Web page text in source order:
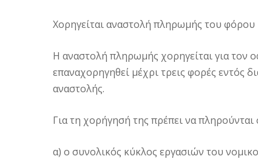
Χορηγείται αναστολή πληρωμής του
Η αναστολή πληρωμής χορηγείται για τον
επαναχορηγηθεί μέχρι τρεις φορές εντός
αναστολής.
Για τη χορήγησή της πρέπει να
α) ο συνολικός κύκλος εργασιών του